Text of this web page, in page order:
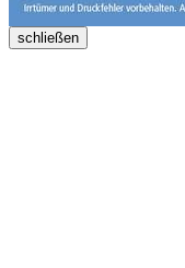
schließen